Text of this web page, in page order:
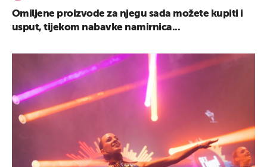
Omiljene proizvode za njegu sada možete kupiti i
usput, tijekom nabavke namirnica...